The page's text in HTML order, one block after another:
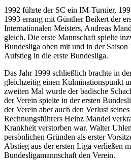
1992 führte der SC ein IM-Turnier,
1993 errang mit Günther Beikert der
Internationalen Meisters, Andreas
gleich. Die erste Mannschaft spielte
Bundesliga oben mit und in der Saison
Aufstieg in die erste Bundesliga.
Das Jahr 1999 schließlich brachte in
gleichzeitig einen Kulminationspunkt
zweiten Mal wurde der badische
der Verein spielte in der ersten
der Verein aber auch den Verlust
Rechnungsführers Heinz Mandel
Krankheit verstorben war. Walter
persönlichen Gründen als erster
Abstieg aus der ersten Liga verließen
Bundesligamannschaft den Verein.